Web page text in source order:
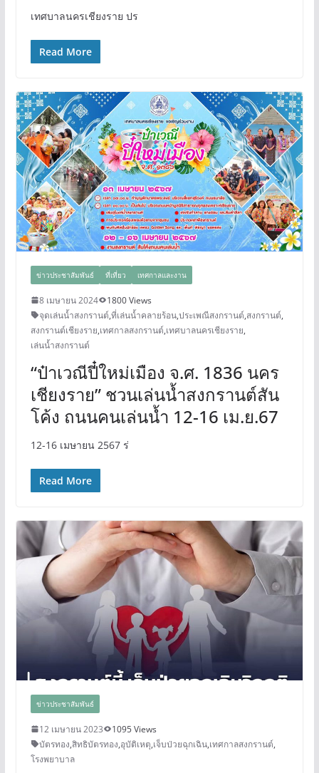
เทศบาลนครเชียงราย ปร
Read More
ข่าวประชาสัมพันธ์ ที่เที่ยว เทศกาลและงาน
8 เมษายน 2024
1800 Views
จุดเล่นน้ำสงกรานต์,ที่เล่นน้ำคลายร้อน,ประเพณีสงกรานต์,สงกรานต์,
สงกรานต์เชียงราย,เทศกาลสงกรานต์,เทศบาลนครเชียงราย,
เล่นน้ำสงกรานต์
“ป๋าเวณีปี๋ใหม่เมือง จ.ศ. 1836 นคร
เชียงราย” ชวนเล่นน้ำสงกรานต์สัน
โค้ง ถนนคนเล่นน้ำ 12-16 เม.ย.67
12-16 เมษายน 2567 ร่
Read More
ข่าวประชาสัมพันธ์
12 เมษายน 2023
1095 Views
บัตรทอง,สิทธิบัตรทอง,อุบัติเหตุ,เจ็บป่วยฉุกเฉิน,เทศกาลสงกรานต์,
โรงพยาบาล